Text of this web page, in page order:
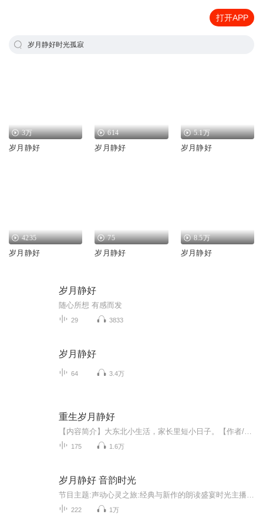
打开APP
岁月静好时光孤寂
3万
岁月静好
614
岁月静好
5.1万
岁月静好
4235
岁月静好
75
岁月静好
8.5万
岁月静好
岁月静好
随心所想 有感而发
29 3833
岁月静好
64 3.4万
重生岁月静好
175 1.6万
岁月静好 音韵时光
222 1万